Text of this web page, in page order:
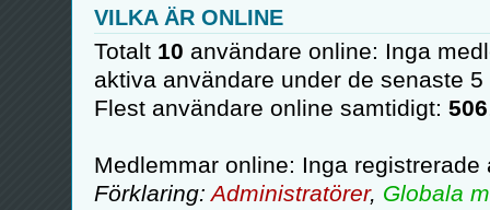
VILKA ÄR ONLINE
Totalt 10 användare online: Inga
aktiva användare under de senaste
Flest användare online samtidigt: 506
Medlemmar online: Inga registrerade
Förklaring: Administratörer, Globala